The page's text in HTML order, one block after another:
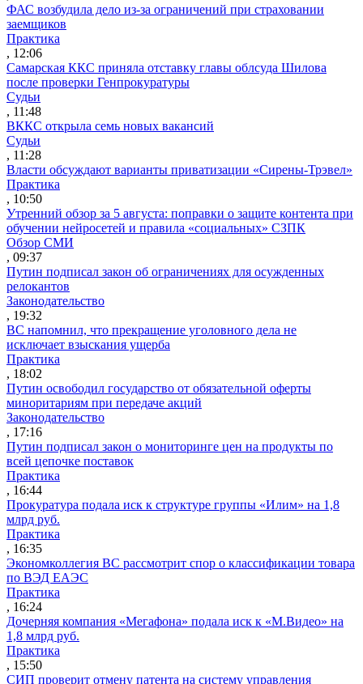
ФАС возбудила дело из-за ограничений при страховании
заемщиков
Практика
, 12:06
Самарская ККС приняла отставку главы облсуда Шилова
после проверки Генпрокуратуры
Судьи
, 11:48
ВККС открыла семь новых вакансий
Судьи
, 11:28
Власти обсуждают варианты приватизации «Сирены-Трэвел»
Практика
, 10:50
Утренний обзор за 5 августа: поправки о защите контента при
обучении нейросетей и правила «социальных» СЗПК
Обзор СМИ
, 09:37
Путин подписал закон об ограничениях для осужденных
релокантов
Законодательство
, 19:32
ВС напомнил, что прекращение уголовного дела не
исключает взыскания ущерба
Практика
, 18:02
Путин освободил государство от обязательной оферты
миноритариям при передаче акций
Законодательство
, 17:16
Путин подписал закон о мониторинге цен на продукты по
всей цепочке поставок
Практика
, 16:44
Прокуратура подала иск к структуре группы «Илим» на 1,8
млрд руб.
Практика
, 16:35
Экономколлегия ВС рассмотрит спор о классификации товара
по ВЭД ЕАЭС
Практика
, 16:24
Дочерняя компания «Мегафона» подала иск к «М.Видео» на
1,8 млрд руб.
Практика
, 15:50
СИП проверит отмену патента на систему управления